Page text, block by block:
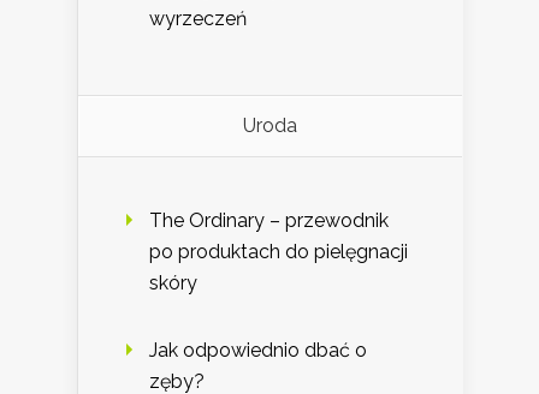
wyrzeczeń
Uroda
The Ordinary – przewodnik
po produktach do pielęgnacji
skóry
Jak odpowiednio dbać o
zęby?